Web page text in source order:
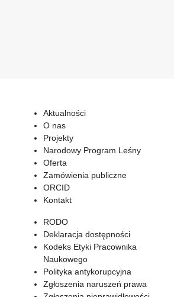
Aktualności
O nas
Projekty
Narodowy Program Leśny
Oferta
Zamówienia publiczne
ORCID
Kontakt
RODO
Deklaracja dostępności
Kodeks Etyki Pracownika
Naukowego
Polityka antykorupcyjna
Zgłoszenia naruszeń prawa